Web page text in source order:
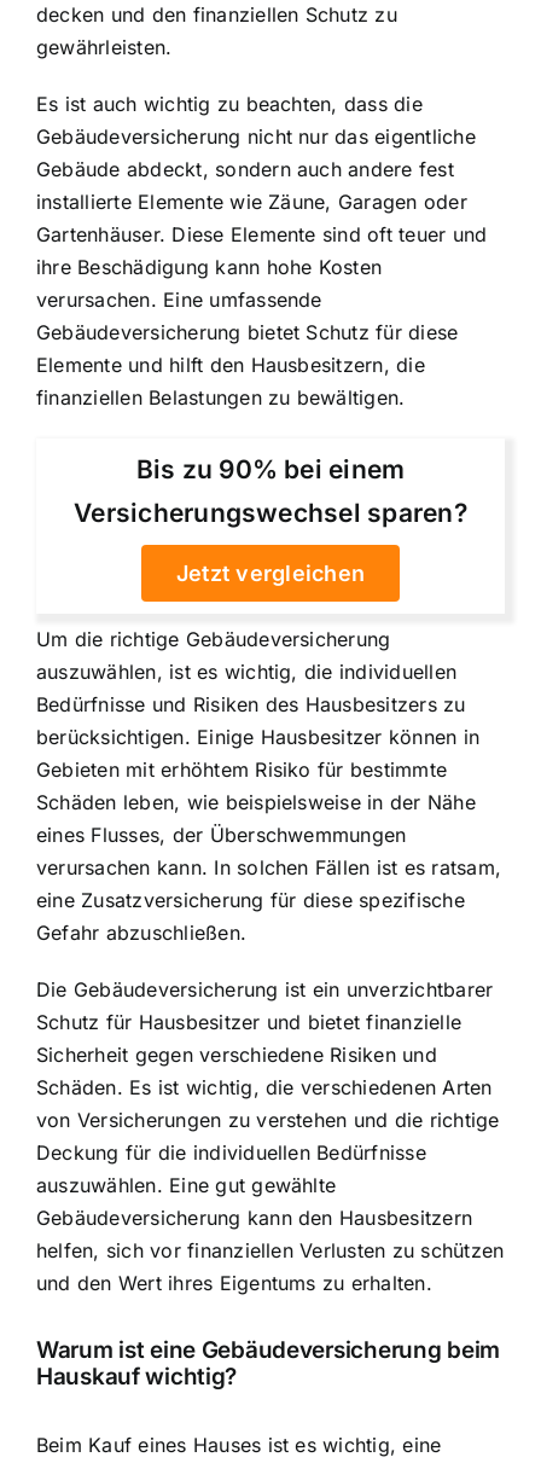
decken und den finanziellen Schutz zu
gewährleisten.
Es ist auch wichtig zu beachten, dass die
Gebäudeversicherung nicht nur das eigentliche
Gebäude abdeckt, sondern auch andere fest
installierte Elemente wie Zäune, Garagen oder
Gartenhäuser. Diese Elemente sind oft teuer und
ihre Beschädigung kann hohe Kosten
verursachen. Eine umfassende
Gebäudeversicherung bietet Schutz für diese
Elemente und hilft den Hausbesitzern, die
finanziellen Belastungen zu bewältigen.
Bis zu 90% bei einem
Versicherungswechsel sparen?
Jetzt vergleichen
Um die richtige Gebäudeversicherung
auszuwählen, ist es wichtig, die individuellen
Bedürfnisse und Risiken des Hausbesitzers zu
berücksichtigen. Einige Hausbesitzer können in
Gebieten mit erhöhtem Risiko für bestimmte
Schäden leben, wie beispielsweise in der Nähe
eines Flusses, der Überschwemmungen
verursachen kann. In solchen Fällen ist es ratsam,
eine Zusatzversicherung für diese spezifische
Gefahr abzuschließen.
Die Gebäudeversicherung ist ein unverzichtbarer
Schutz für Hausbesitzer und bietet finanzielle
Sicherheit gegen verschiedene Risiken und
Schäden. Es ist wichtig, die verschiedenen Arten
von Versicherungen zu verstehen und die richtige
Deckung für die individuellen Bedürfnisse
auszuwählen. Eine gut gewählte
Gebäudeversicherung kann den Hausbesitzern
helfen, sich vor finanziellen Verlusten zu schützen
und den Wert ihres Eigentums zu erhalten.
Warum ist eine Gebäudeversicherung beim
Hauskauf wichtig?
Beim Kauf eines Hauses ist es wichtig, eine